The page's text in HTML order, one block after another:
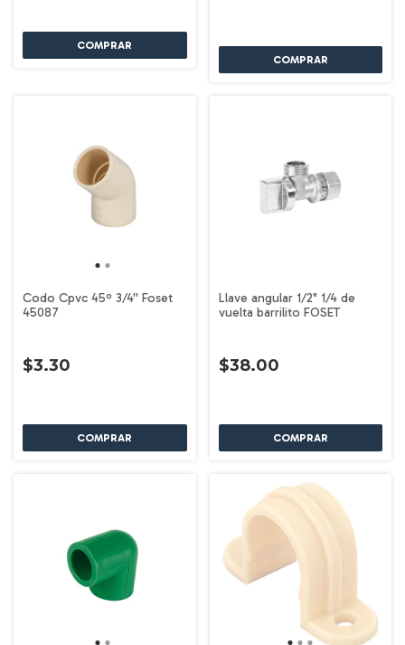
Codo Cpvc 45º 3/4'' Foset
45087
$3.30
Llave angular 1/2" 1/4 de
vuelta barrilito FOSET
$38.00